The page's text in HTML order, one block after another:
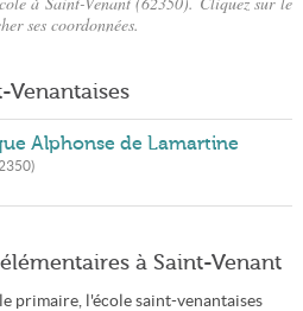
ses coordonnées.
Venantaises
Alphonse de Lamartine
)
à Saint-Venant
primaire, l'école saint-venantaises